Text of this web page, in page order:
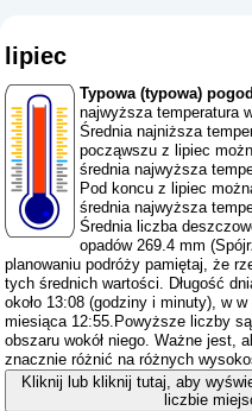
lipiec
Typowa (typowa)
najwyższa temperatura
Średnia najniższa
począwszu z lipiec
średnia najwyższa
Pod koncu z lipiec
średnia najwyższa
Średnia liczba
opadów 269.4 mm (
planowaniu podróży pamiętaj, że
tych średnich wartości. Długość
około 13:08 (godziny i minuty), w
miesiąca 12:55.Powyższe liczby
obszaru wokół niego. Ważne jest,
znacznie różnić na różnych
Kliknij lub kliknij tutaj, aby
liczbie